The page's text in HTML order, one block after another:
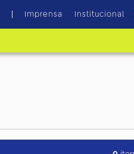
Imprensa Institucional